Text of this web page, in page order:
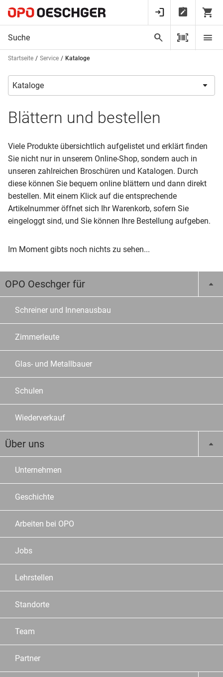
Startseite Service Kataloge
Blättern und bestellen
Viele Produkte übersichtlich aufgelistet und erklärt finden
Sie nicht nur in unserem Online-Shop, sondern auch in
unseren zahlreichen Broschüren und Katalogen. Durch
diese können Sie bequem online blättern und dann direkt
bestellen. Mit einem Klick auf die entsprechende
Artikelnummer öffnet sich Ihr Warenkorb, sofern Sie
eingeloggt sind, und Sie können Ihre Bestellung aufgeben.
Im Moment gibts noch nichts zu sehen...
OPO Oeschger für
Schreiner und Innenausbau
Zimmerleute
Glas- und Metallbauer
Schulen
Wiederverkauf
Über uns
Unternehmen
Geschichte
Arbeiten bei OPO
Jobs
Lehrstellen
Standorte
Team
Partner